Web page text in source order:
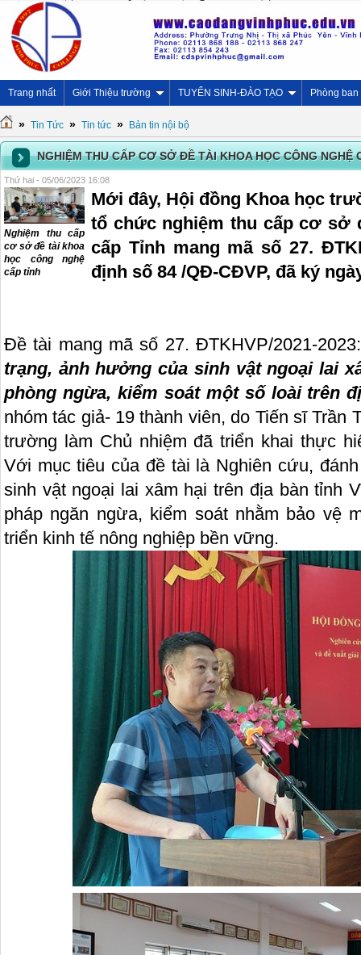
Trang nhất Giới Thiệu trường TUYỂN SINH-ĐÀO TẠO Phòng ban
» Tin Tức » Tin tức » Bản tin nội bộ
NGHIỆM THU CẤP CƠ SỞ ĐỀ TÀI KHOA HỌC CÔNG NGHỆ
Thứ hai - 05/06/2023 16:08
Nghiệm thu cấp
cơ sở đề tài khoa
học công nghệ
cấp tỉnh
Mới đây, Hội đồng Khoa học
tổ chức nghiệm thu cấp cơ sở
cấp Tỉnh mang mã số 27.
định số 84 /QĐ-CĐVP, đã ký
Đề tài mang mã số 27. ĐTKHVP/2021-
trạng, ảnh hưởng của sinh vật ngoại lai
phòng ngừa, kiểm soát một số loài trên
nhóm tác giả- 19 thành viên, do Tiến sĩ Trần
trường làm Chủ nhiệm đã triển khai thực
Với mục tiêu của đề tài là Nghiên cứu,
sinh vật ngoại lai xâm hại trên địa bàn tỉnh
pháp ngăn ngừa, kiểm soát nhằm bảo vệ
triển kinh tế nông nghiệp bền vững.